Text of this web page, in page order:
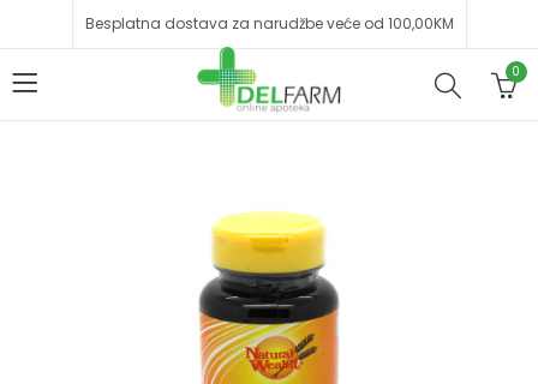
Besplatna dostava za narudžbe veće od 100,00KM
0